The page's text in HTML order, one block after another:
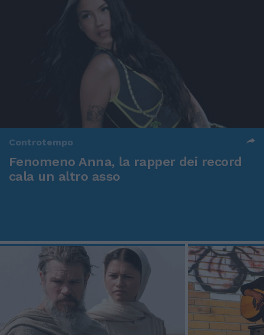
Controtempo
Fenomeno Anna, la rapper dei record
cala un altro asso